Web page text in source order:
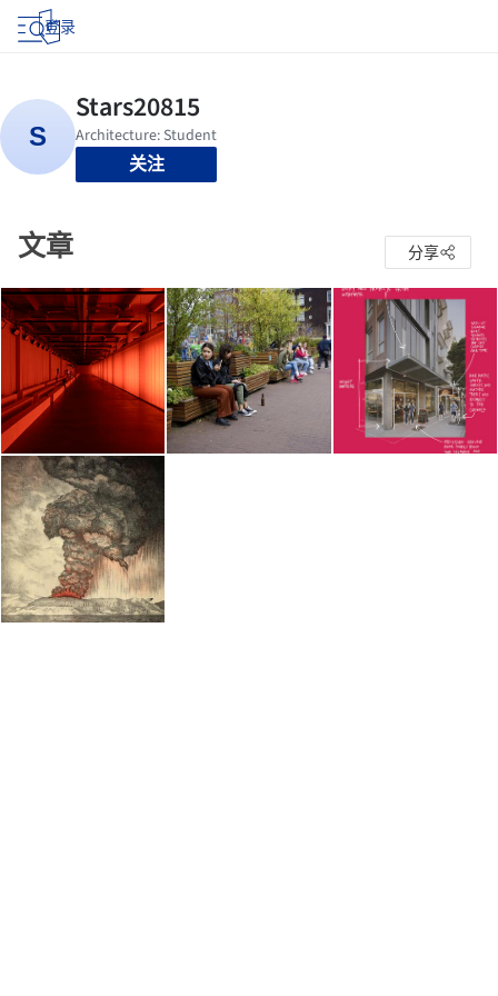
登录
关注
文章 分享